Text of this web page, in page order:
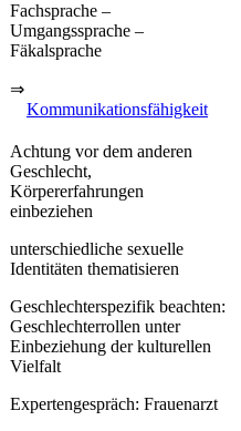
Fachsprache –
Umgangssprache –
Fäkalsprache
⇒
Kommunikationsfähigkeit
Achtung vor dem anderen
Geschlecht,
Körpererfahrungen
einbeziehen
unterschiedliche sexuelle
Identitäten thematisieren
Geschlechterspezifik beachten:
Geschlechterrollen unter
Einbeziehung der kulturellen
Vielfalt
Expertengespräch: Frauenarzt